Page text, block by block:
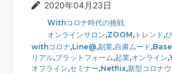
2020年04月23日
Withコロナ時代の挑戦
オンラインサロン,ZOOM, トレンド,
withコロナ,Line@,副業,自粛ムード,Base
リアル,プラットフォーム,起業,オンライン,
オフライン,セミナー,Netflix,新型コロナ